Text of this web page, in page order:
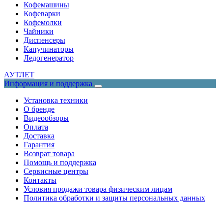
Кофемашины
Кофеварки
Кофемолки
Чайники
Диспенсеры
Капучинаторы
Ледогенератор
АУТЛЕТ
Информация и поддержка
Установка техники
О бренде
Видеообзоры
Оплата
Доставка
Гарантия
Возврат товара
Помощь и поддержка
Сервисные центры
Контакты
Условия продажи товара физическим лицам
Политика обработки и защиты персональных данных